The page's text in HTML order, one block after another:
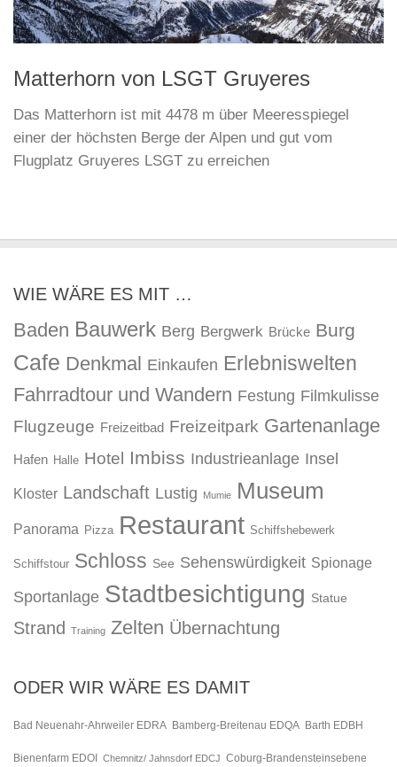
Matterhorn von LSGT Gruyeres
Das Matterhorn ist mit 4478 m über Meeresspiegel
einer der höchsten Berge der Alpen und gut vom
Flugplatz Gruyeres LSGT zu erreichen
WIE WÄRE ES MIT …
Baden Bauwerk Berg Bergwerk Brücke Burg
Cafe Denkmal Einkaufen Erlebniswelten
Fahrradtour und Wandern Festung Filmkulisse
Flugzeuge Freizeitbad Freizeitpark Gartenanlage
Hafen Halle Hotel Imbiss Industrieanlage Insel
Kloster Landschaft Lustig Mumie Museum
Panorama Pizza Restaurant Schiffshebewerk
Schiffstour Schloss See Sehenswürdigkeit Spionage
Sportanlage Stadtbesichtigung Statue
Strand Training Zelten Übernachtung
ODER WIR WÄRE ES DAMIT
Bad Neuenahr-Ahrweiler EDRA Bamberg-Breitenau EDQA Barth EDBH
Bienenfarm EDOI Chemnitz/ Jahnsdorf EDCJ Coburg-Brandensteinsebene